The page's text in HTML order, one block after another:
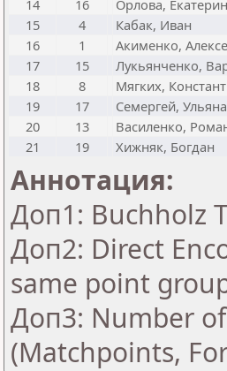
14
16 Орлова,
15
4 Кабак, Иван
16
1 Акименко,
17
15 Лукьянченко,
18
8 Мягких,
19
17 Семергей, Ульяна
20
13 Василенко,
21
19 Хижняк, Богдан
Аннотация:
Доп1: Buchholz
Доп2: Direct
same point
Доп3: Number
(Matchpoints,